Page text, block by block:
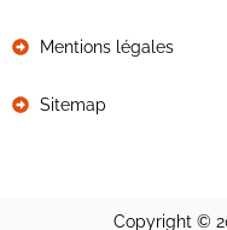
Mentions légales
Sitemap
Copyright ©